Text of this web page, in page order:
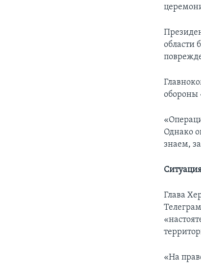
области
обороны
Однако
знаем,
Глава
«На